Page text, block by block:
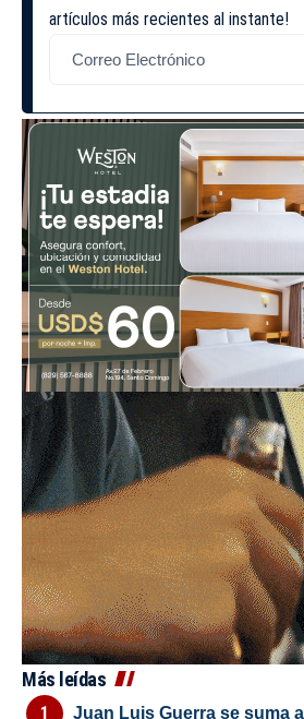
artículos más recientes al instante!
Más leídas
Juan Luis Guerra se suma